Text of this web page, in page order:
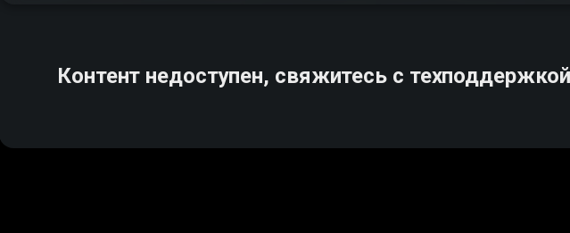
Контент недоступен, свяжитесь с